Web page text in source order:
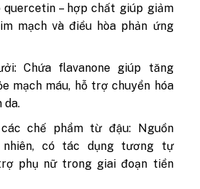
quercetin – hợp chất giúp giảm
mạch và điều hòa phản ứng
Chứa flavanone giúp tăng
mạch máu, hỗ trợ chuyển hóa
da.
chế phẩm từ đậu: Nguồn
nhiên, có tác dụng tương tự
phụ nữ trong giai đoạn tiền